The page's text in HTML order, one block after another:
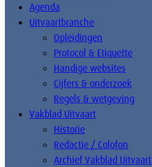
Agenda
Uitvaartbranche
Opleidingen
Protocol & Etiquette
Handige websites
Cijfers & onderzoek
Regels & wetgeving
Vakblad Uitvaart
Historie
Redactie / Colofon
Archief Vakblad Uitvaart